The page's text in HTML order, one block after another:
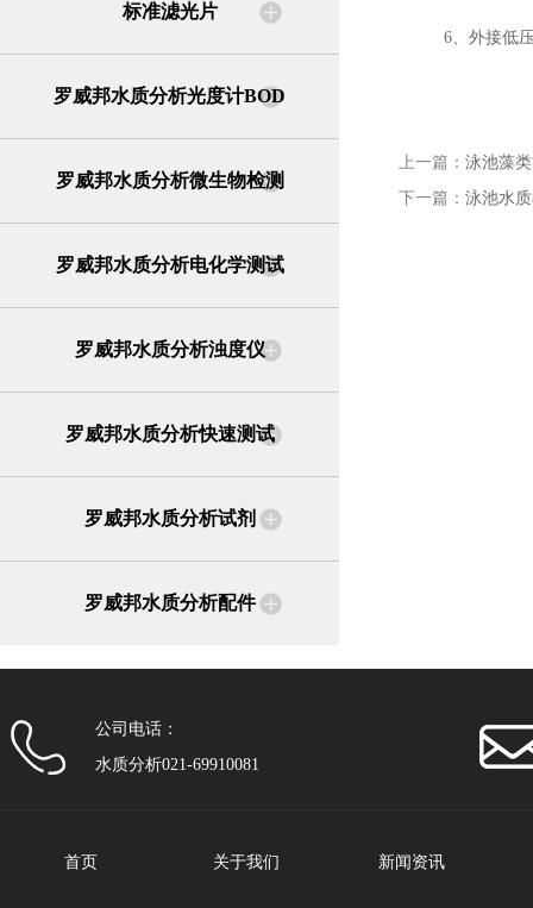
标准滤光片
罗威邦水质分析光度计BOD
罗威邦水质分析微生物检测
罗威邦水质分析电化学测试
罗威邦水质分析浊度仪
罗威邦水质分析快速测试
罗威邦水质分析试剂
罗威邦水质分析配件
6、外接低压
上一篇： 泳池藻
下一篇： 泳池水
公司电话：
水质分析021-69910081
首页 关于我们 新闻资讯